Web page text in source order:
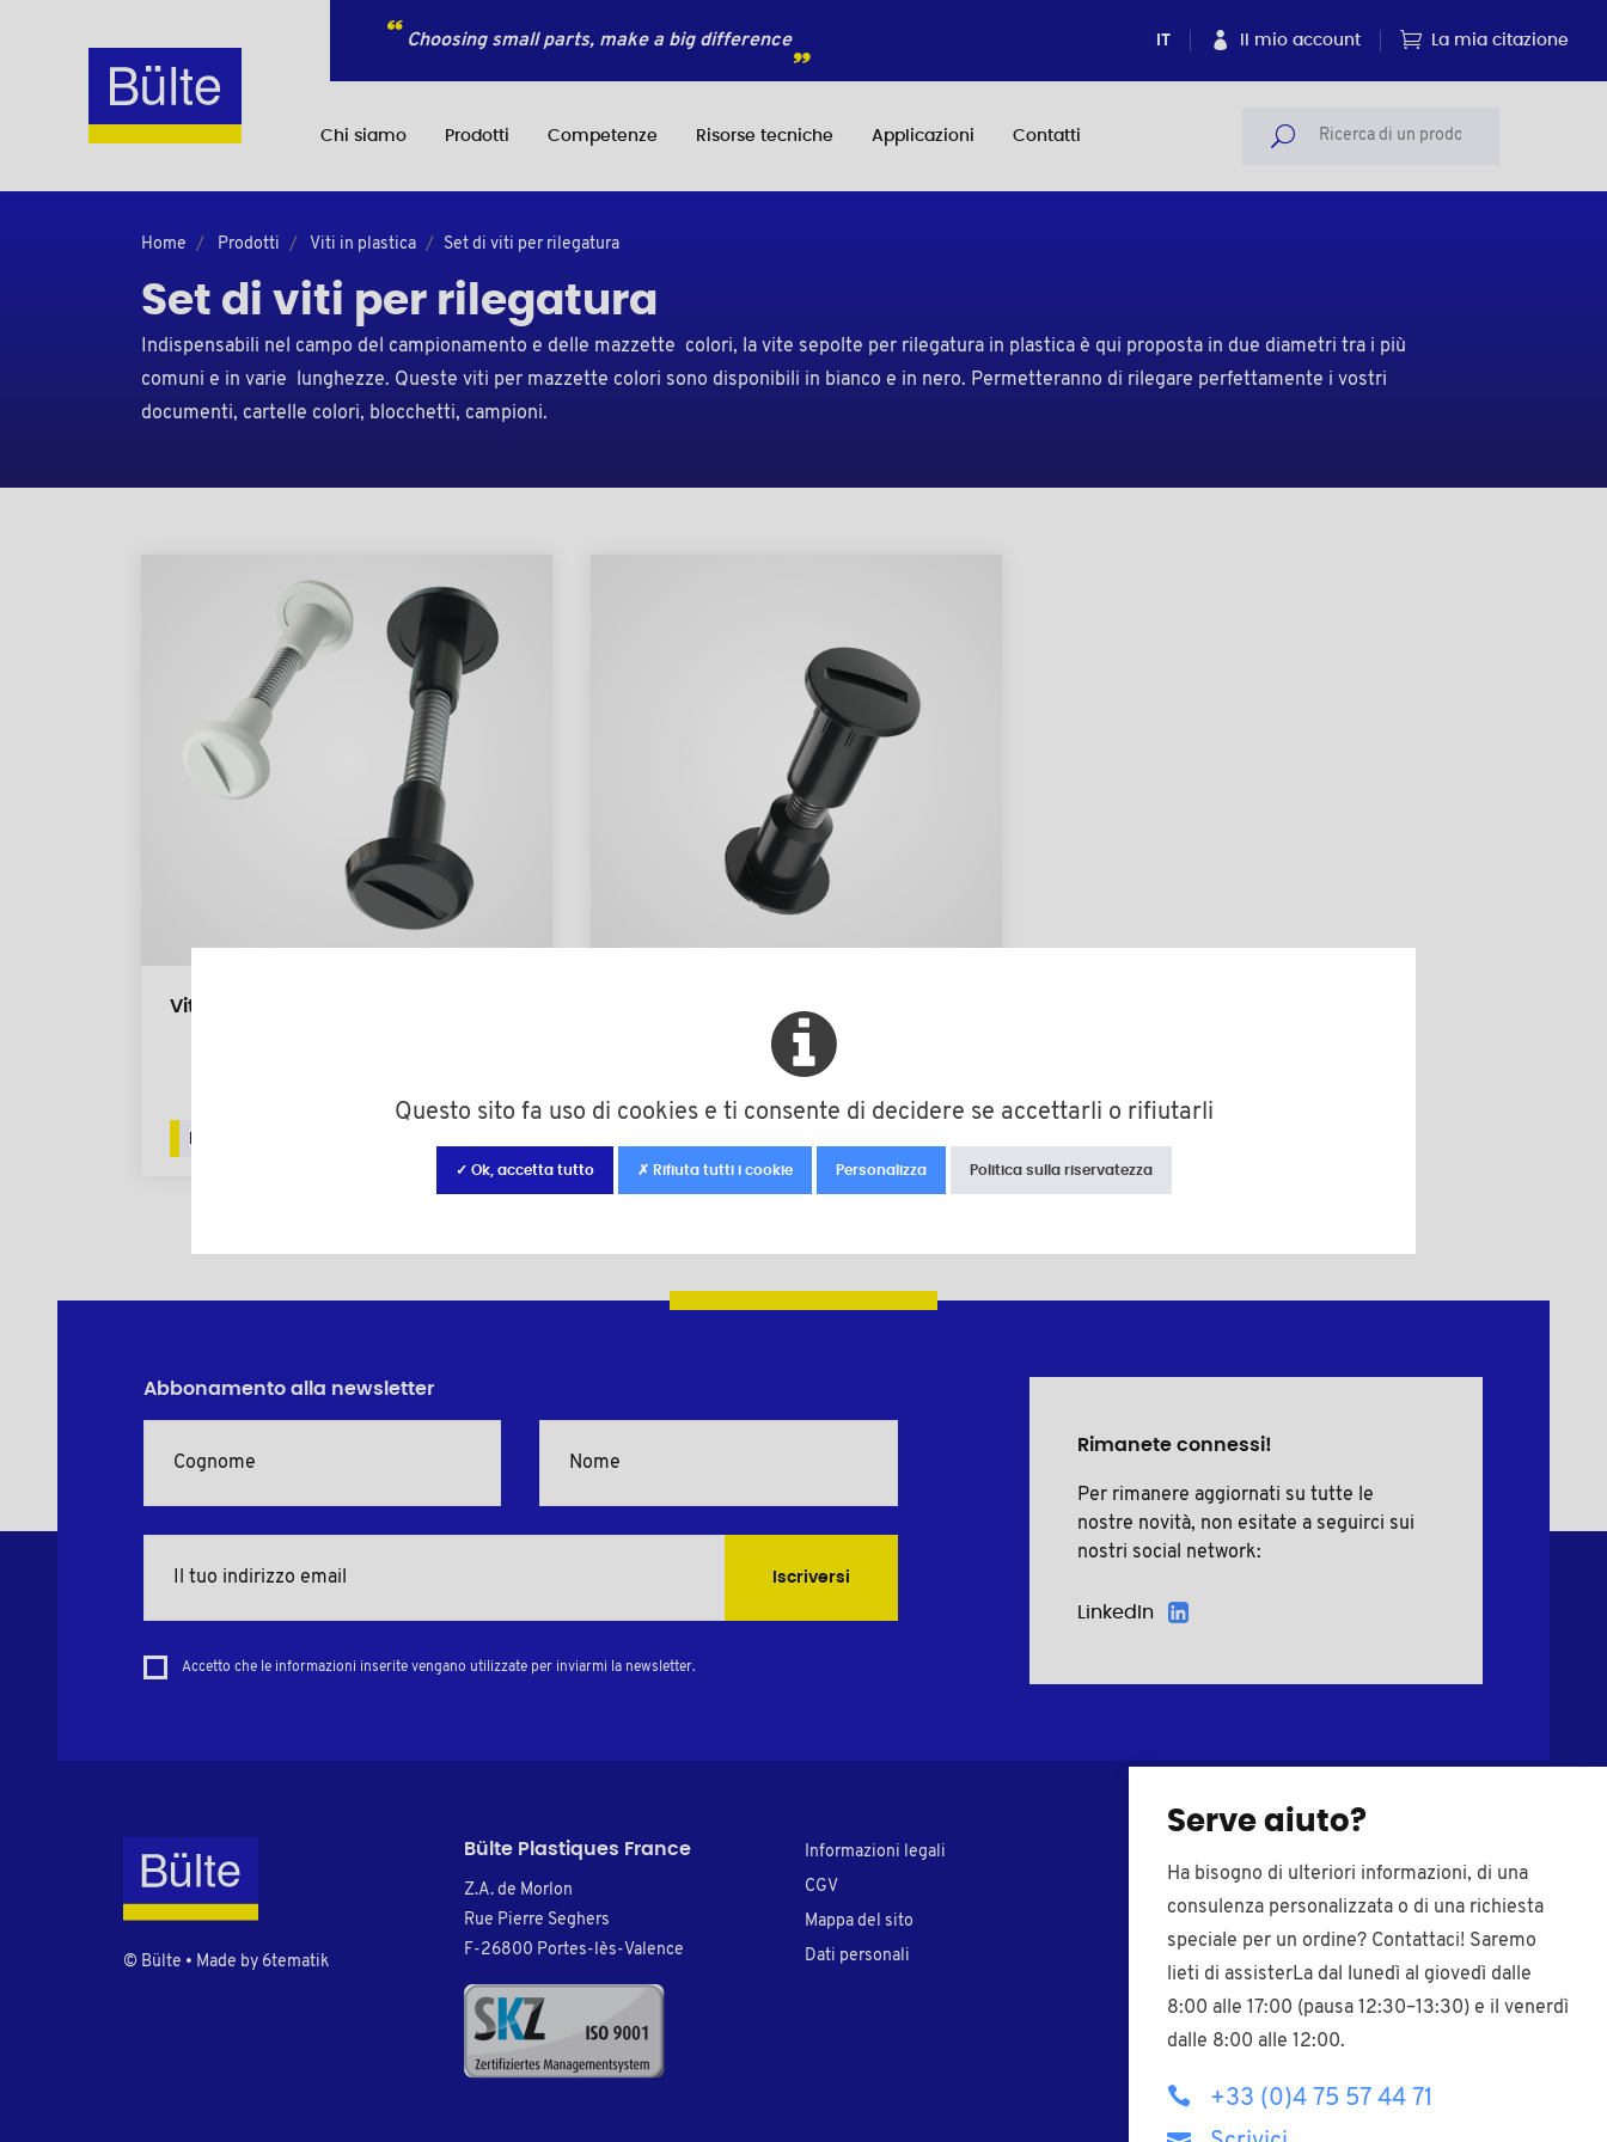
Choosing small parts, make a big difference IT Il mio account La mia citazione
Chi siamo Prodotti Competenze Risorse tecniche Applicazioni Contatti
Home Prodotti Viti in plastica Set di viti per rilegatura
Set di viti per rilegatura
Indispensabili nel campo del campionamento e delle mazzette colori, la vite sepolte per rilegatura in plastica è qui proposta in due diametri tra i più
comuni e in varie lunghezze. Queste viti per mazzette colori sono disponibili in bianco e in nero. Permetteranno di rilegare perfettamente i vostri
documenti, cartelle colori, blocchetti, campioni.
Viti registro BPF 120
Serve aiuto?
Ha bisogno di ulteriori informazioni, di una
consulenza personalizzata o di una richiesta
speciale per un ordine? Contattaci! Saremo
lieti di assisterLa dal lunedì al giovedì dalle
8:00 alle 17:00 (pausa 12:30–13:30) e il venerdì
dalle 8:00 alle 12:00.
+33 (0)4 75 57 44 71
Abbonamento alla newsletter
Iscriversi
Accetto che le informazioni inserite vengano utilizzate per inviarmi la newsletter.
Rimanete connessi!
Per rimanere aggiornati su tutte le
nostre novità, non esitate a seguirci sui
nostri social network:
LinkedIn
© Bülte • Made by 6tematik
Bülte Plastiques France
Z.A. de Morlon
Rue Pierre Seghers
F-26800 Portes-lès-Valence
Informazioni legali
CGV
Mappa del sito
Dati personali
Rondelle in plastica
Boccole in plastica
Puntali di plastica
Coprivite in
plastica
Piedi regolabili
Dadi in plastica
Pomelli filettati
Distanziali
Paracolpi adesivi
Tasselli
Pressacavi
Questo sito fa uso di cookies e ti consente di decidere se accettarli o rifiutarli
✓ Ok, accetta tutto ✗ Rifiuta tutti i cookie Personalizza Politica sulla riservatezza